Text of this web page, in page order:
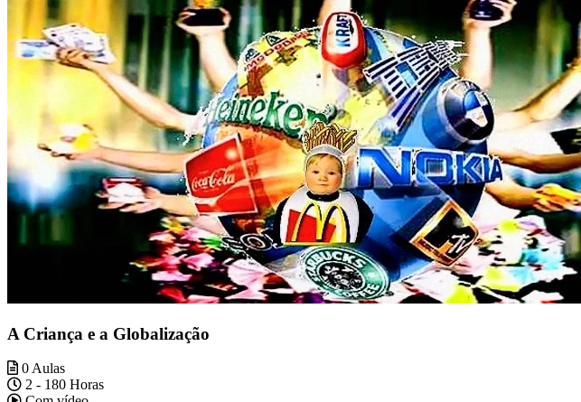
A Criança e a Globalização
0 Aulas
2 - 180 Horas